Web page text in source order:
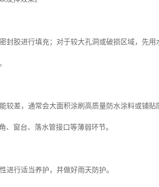
封胶进行填充；对于较大孔洞或破损区域，先
较差，通常会大面积涂刷高质量防水涂料或铺贴
、窗台、落水管接口等薄弱环节。
进行适当养护，并做好雨天防护。